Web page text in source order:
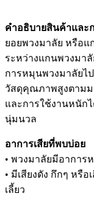
คำอธิบายสินค้าและ
ยอยพวงมาลัย หรือแ
ระหว่างแกนพวงมา
การหมุนพวงมาลัยไ
วัสดุคุณภาพสูงตาม
และการใช้งานหนัก
นุ่มนวล
อาการเสียที่พบบ่อย
• พวงมาลัยมีอากา
• มีเสียงดัง กึกๆ หรื
เลี้ยว